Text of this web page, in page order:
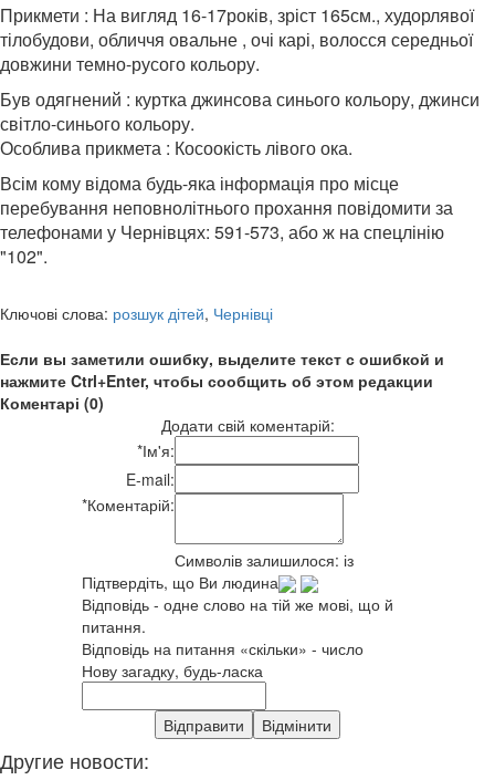
Прикмети : На вигляд 16-17років, зріст 165см., худорлявої
тілобудови, обличчя овальне , очі карі, волосся середньої
довжини темно-русого кольору.
Був одягнений : куртка джинсова синього кольору, джинси
світло-синього кольору.
Особлива прикмета : Косоокість лівого ока.
Всім кому відома будь-яка інформація про місце
перебування неповнолітнього прохання повідомити за
телефонами у Чернівцях: 591-573, або ж на спецлінію
"102".
Ключові слова: розшук дітей, Чернівці
Если вы заметили ошибку, выделите текст с ошибкой и
нажмите Ctrl+Enter, чтобы сообщить об этом редакции
Коментарі (0)
Додати свій коментарій:
*Ім'я:
E-mail:
*Коментарій:
Символів залишилося: із
Підтвердіть, що Ви людина
Відповідь - одне слово на тій же мові, що й
питання.
Відповідь на питання «скільки» - число
Нову загадку, будь-ласка
Другие новости: